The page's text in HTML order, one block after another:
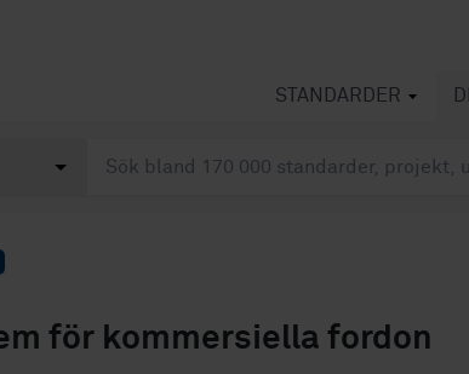
STANDARDER
för kommersiella fordon